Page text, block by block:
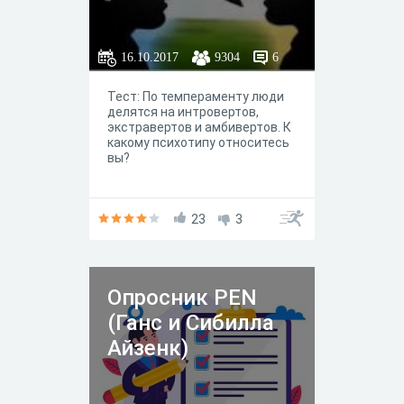
16.10.2017 9304 6
Тест: По темпераменту люди
делятся на интровертов,
экстравертов и амбивертов. К
какому психотипу относитесь
вы?
23 3
Опросник PEN
(Ганс и Сибилла
Айзенк)